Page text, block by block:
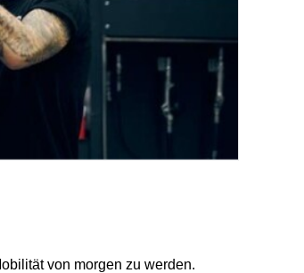
von morgen zu werden.